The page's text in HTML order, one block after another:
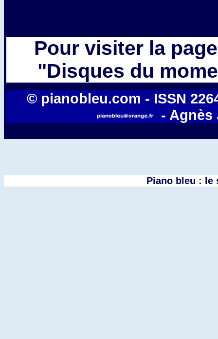
Pour visiter la
"Disques du
© pianobleu.com - ISSN
- Agnès
Piano bleu : le